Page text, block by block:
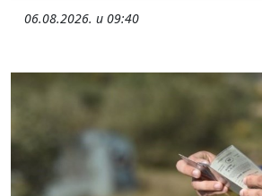
06.08.2026. u 09:40